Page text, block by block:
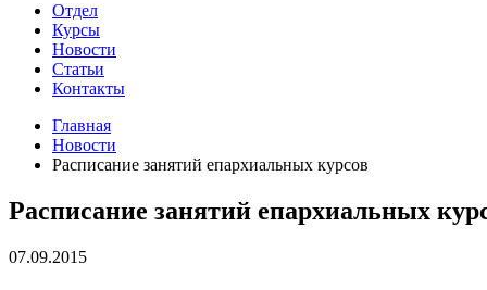
Отдел
Курсы
Новости
Статьи
Контакты
Главная
Новости
Расписание занятий епархиальных курсов
Расписание занятий епархиальных
07.09.2015